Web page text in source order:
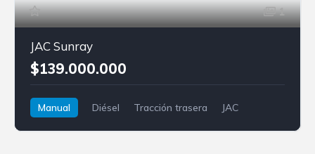
1
JAC Sunray
$139.000.000
Manual Diésel Tracción trasera
JAC